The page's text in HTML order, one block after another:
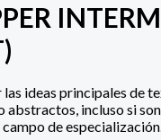
las ideas principales de
abstractos, incluso si
de